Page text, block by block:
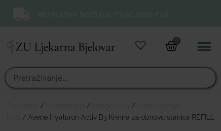
0
/ / /
/ Avene Hyaluron Activ B3 Krema za obnovu stanica REFILL